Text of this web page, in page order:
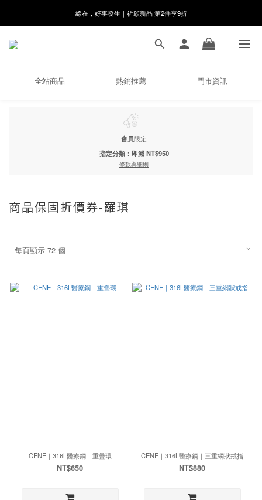
8月月初限定｜指定分類滿件88折！
🌸新會員限定🌸註冊送$100購物金
8月月初限定｜指定分類滿件88折！
全站商品 熱銷推薦 門市資訊
會員限定
指定分類：即減 NT$950
條款與細則
商品保固折價券-羅琪
每頁顯示 72 個
CENE｜316L醫療鋼｜重疊環
NT$650
CENE｜316L醫療鋼｜三重網狀戒指
NT$880